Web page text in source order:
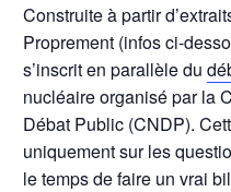
Construite à partir
Proprement (infos ci-
s’inscrit en parallèle du
nucléaire organisé par la
Débat Public (CNDP).
uniquement sur les
le temps de faire un vrai